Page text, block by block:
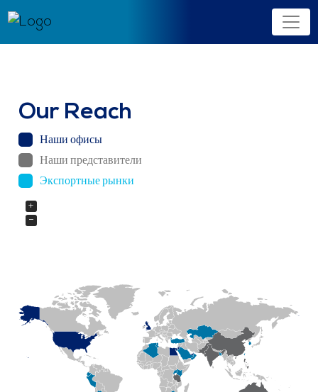
Our Reach
Наши офисы
Наши представители
Экспортные рынки
+
−